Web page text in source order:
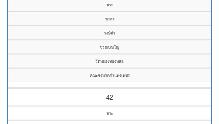
พระ
ชวกร
วงษ์คำ
ชวณปญฺโญ
วัดหนองทองหล่อ
คณะจังหวัดกำแพงเพชร
42
พระ